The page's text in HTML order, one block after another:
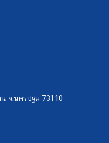
จ.นครปฐม 73110